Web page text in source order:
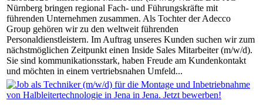
Nürnberg bringen regional Fach- und Führungskräfte mit
führenden Unternehmen zusammen. Als Tochter der Adecco
Group gehören wir zu den weltweit führenden
Personaldienstleistern. Im Auftrag unseres Kunden suchen wir zum
nächstmöglichen Zeitpunkt einen Inside Sales Mitarbeiter (m/w/d).
Sie sind kommunikationsstark, haben Freude am Kundenkontakt
und möchten in einem vertriebsnahen Umfeld...